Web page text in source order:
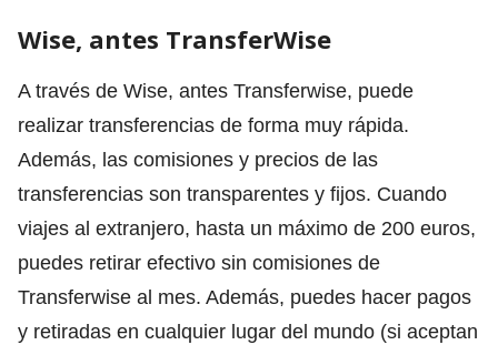
Wise, antes TransferWise
A través de Wise, antes Transferwise, puede
realizar transferencias de forma muy rápida.
Además, las comisiones y precios de las
transferencias son transparentes y fijos. Cuando
viajes al extranjero, hasta un máximo de 200 euros,
puedes retirar efectivo sin comisiones de
Transferwise al mes. Además, puedes hacer pagos
y retiradas en cualquier lugar del mundo (si aceptan